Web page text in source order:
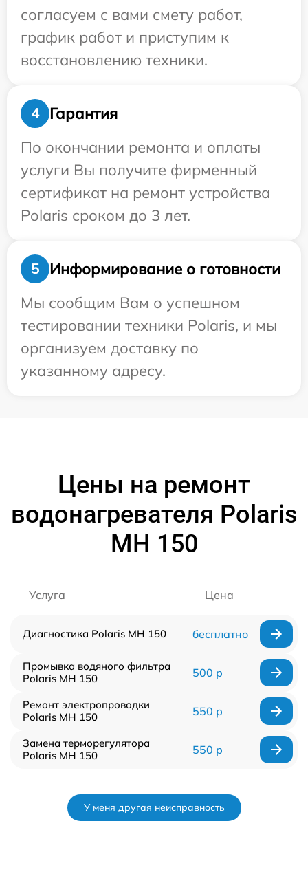
согласуем с вами смету работ,
график работ и приступим к
восстановлению техники.
4
Гарантия
По окончании ремонта и оплаты
услуги Вы получите фирменный
сертификат на ремонт устройства
Polaris сроком до 3 лет.
5
Информирование о готовности
Мы сообщим Вам о успешном
тестировании техники Polaris, и мы
организуем доставку по
указанному адресу.
Цены на ремонт
водонагревателя Polaris
MH 150
Услуга Цена
Диагностика Polaris MH 150 бесплатно
Промывка водяного фильтра
Polaris MH 150
500 р
Ремонт электропроводки
Polaris MH 150
550 р
Замена терморегулятора
Polaris MH 150
550 р
У меня другая неисправность